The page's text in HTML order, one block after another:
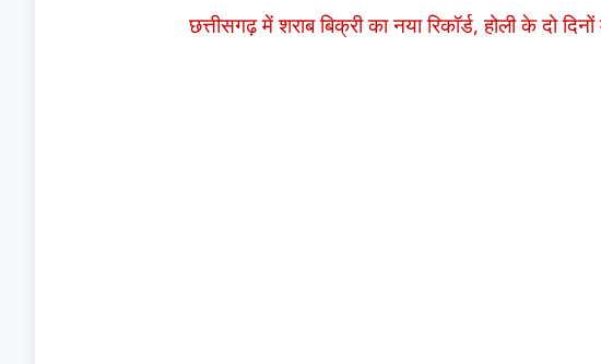
छत्तीसगढ़ में शराब बिक्री का नया रिकॉर्ड, होली के दो